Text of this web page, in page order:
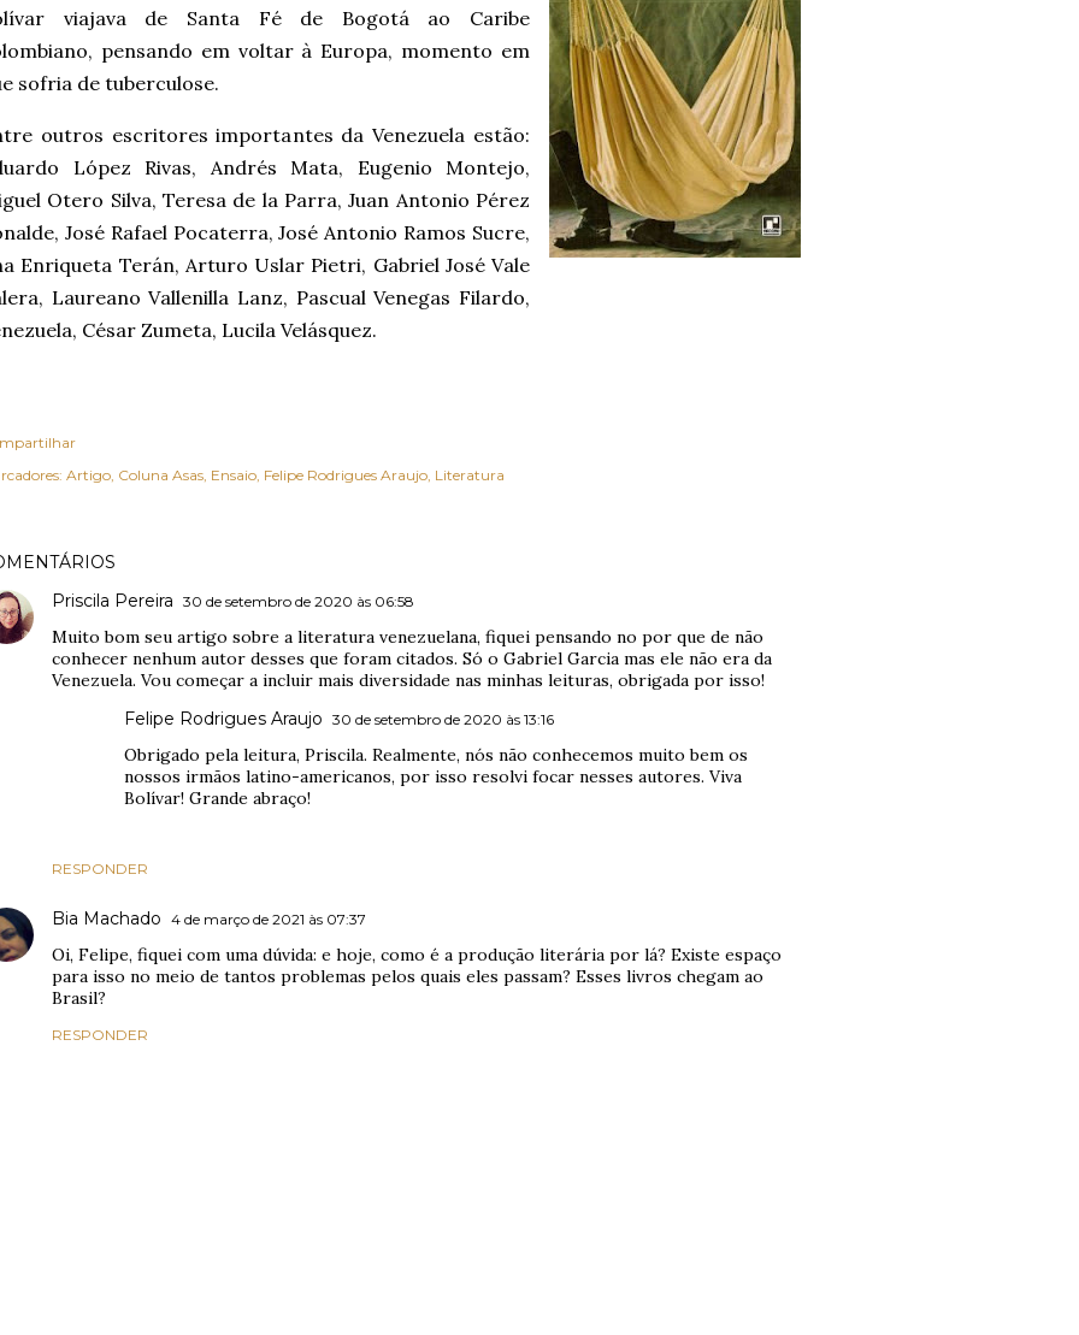
viajava de Santa Fé de Bogotá ao Caribe
pensando em voltar à Europa, momento em
sofria de tuberculose.
outros escritores importantes da Venezuela estão:
López Rivas, Andrés Mata, Eugenio Montejo,
Otero Silva, Teresa de la Parra, Juan Antonio Pérez
José Rafael Pocaterra, José Antonio Ramos Sucre,
Enriqueta Terán, Arturo Uslar Pietri, Gabriel José Vale
Laureano Vallenilla Lanz, Pascual Venegas Filardo,
César Zumeta, Lucila Velásquez.
Artigo Coluna Asas Ensaio Felipe Rodrigues Araujo Literatura
Priscila Pereira 30 de setembro de 2020 às 06:58
Muito bom seu artigo sobre a literatura venezuelana, fiquei pensando no por que de não
conhecer nenhum autor desses que foram citados. Só o Gabriel Garcia mas ele não era da
Venezuela. Vou começar a incluir mais diversidade nas minhas leituras, obrigada por isso!
RESPONDER
Felipe Rodrigues Araujo 30 de setembro de 2020 às 13:16
Obrigado pela leitura, Priscila. Realmente, nós não conhecemos muito bem os
nossos irmãos latino-americanos, por isso resolvi focar nesses autores. Viva
Bolívar! Grande abraço!
Bia Machado 4 de março de 2021 às 07:37
Oi, Felipe, fiquei com uma dúvida: e hoje, como é a produção literária por lá? Existe espaço
para isso no meio de tantos problemas pelos quais eles passam? Esses livros chegam ao
Brasil?
RESPONDER